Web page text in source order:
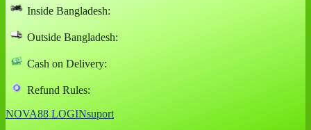
Inside Bangladesh:
Outside Bangladesh:
Cash on Delivery:
Refund Rules:
NOVA88 LOGINsuport